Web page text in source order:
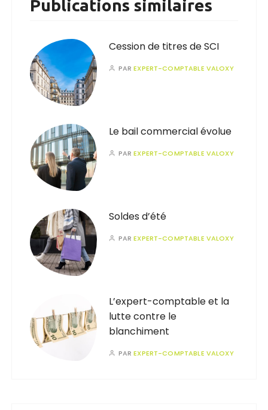
Publications similaires
Cession de titres de SCI
PAREXPERT-COMPTABLE VALOXY
Le bail commercial évolue
PAREXPERT-COMPTABLE VALOXY
Soldes d’été
PAREXPERT-COMPTABLE VALOXY
L’expert-comptable et la
lutte contre le
blanchiment
PAREXPERT-COMPTABLE VALOXY